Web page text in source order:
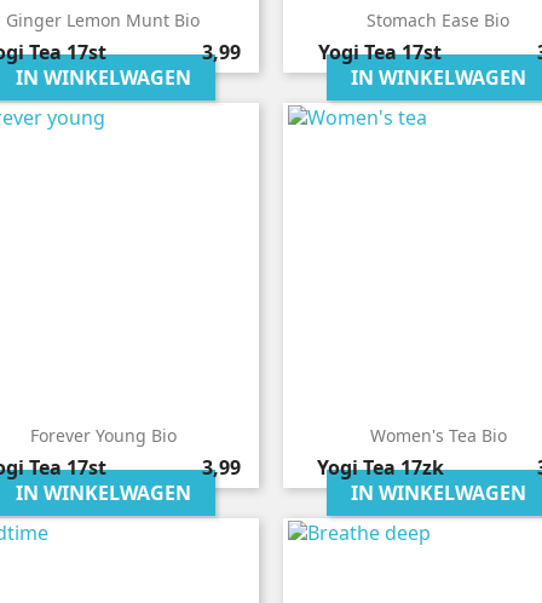
Ginger Lemon Munt Bio
Tea17st Prijs
3,99
IN WINKELWAGEN
Stomach Ease Bio
Yogi Tea17st
IN WINKELWAGEN
Forever Young Bio
Tea17st Prijs
3,99
IN WINKELWAGEN
Women's Tea Bio
Yogi Tea17zk
IN WINKELWAGEN